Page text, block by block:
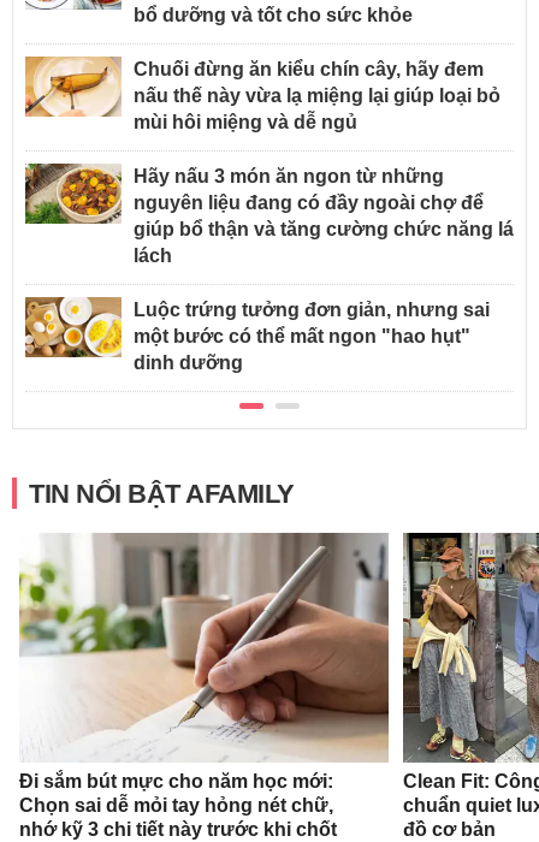
bổ dưỡng và tốt cho sức khỏe
Chuối đừng ăn kiểu chín cây, hãy đem
nấu thế này vừa lạ miệng lại giúp loại bỏ
mùi hôi miệng và dễ ngủ
Hãy nấu 3 món ăn ngon từ những
nguyên liệu đang có đầy ngoài chợ để
giúp bổ thận và tăng cường chức năng lá
lách
Luộc trứng tưởng đơn giản, nhưng sai
một bước có thể mất ngon "hao hụt"
dinh dưỡng
TIN NỔI BẬT AFAMILY
Đi sắm bút mực cho năm học mới:
Chọn sai dễ mỏi tay hỏng nét chữ,
nhớ kỹ 3 chi tiết này trước khi chốt
Clean Fit:
chuẩn quiet
đồ cơ bản